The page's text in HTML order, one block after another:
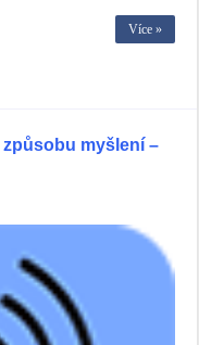
Více »
způsobu myšlení –